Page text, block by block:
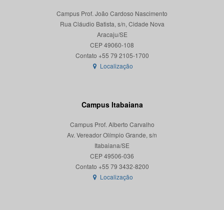
Campus Prof. João Cardoso Nascimento
Rua Cláudio Batista, s/n, Cidade Nova
Aracaju/SE
CEP 49060-108
Localização
Campus Itabaiana
Campus Prof. Alberto Carvalho
Av. Vereador Olímpio Grande, s/n
Itabaiana/SE
CEP 49506-036
Localização